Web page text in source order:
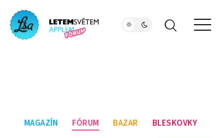
MAGAZÍN FÓRUM BAZAR BLESKOVKY